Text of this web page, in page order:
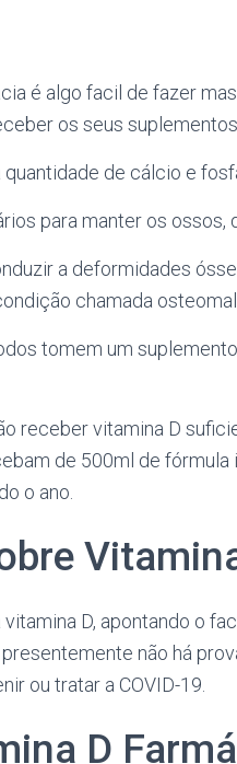
é algo facil de fazer
os seus
quantidade de cálcio e
para manter os ossos,
a deformidades
chamada
tomem um
receber vitamina D
de 500ml de
o ano.
D, apontando o
não há
ou tratar a COVID-19.
D